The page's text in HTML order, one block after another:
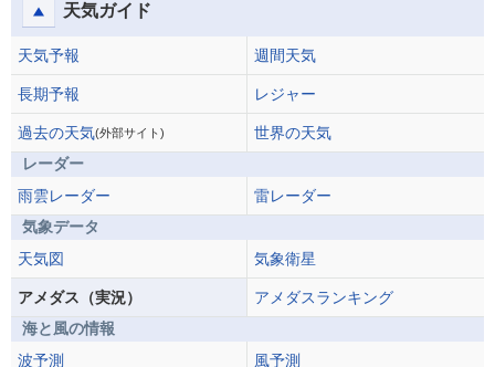
天気ガイド
天気予報 週間天気
長期予報 レジャー
過去の天気(外部サイト)
世界の天気
レーダー
雨雲レーダー
雷レーダー
気象データ
天気図
気象衛星
アメダス（実況）
アメダスランキング
海と風の情報
波予測
風予測